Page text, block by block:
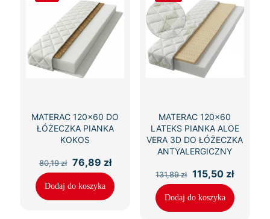
MATERAC 120×60 DO
ŁÓŻECZKA PIANKA
KOKOS
80,19zł
Pierwotna
cena
wynosiła:
80,19 zł.
76,89 złAktualna
wynosi:
76,89 zł.
Dodaj do koszyka
MATERAC 120×60
LATEKS PIANKA ALOE
VERA 3D DO ŁÓŻECZKA
ANTYALERGICZNY
131,89zł Pierwotna
cena
wynosiła:
131,89 zł.
115,50 zł
wynosi:
115,50
Dodaj do koszyka